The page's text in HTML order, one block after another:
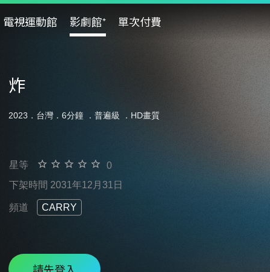
電視運動館 影劇館⁺ 單次付費
炸
2023．台灣．6分鐘 ． 普遍級 ．HD畫質
星等
0
下架時間 2031年12月31日
頻道 CARRY